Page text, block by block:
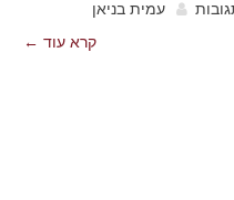
עמית בניאן
קרא עוד ←